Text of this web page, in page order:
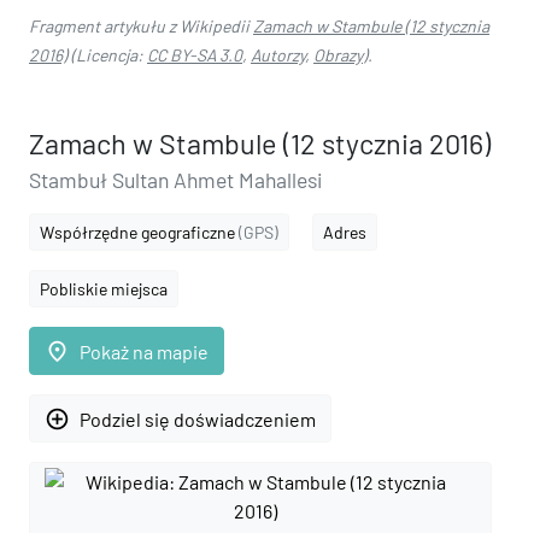
Fragment artykułu z WikipediiZamach w Stambule (12 stycznia
2016)(Licencja: CC BY-SA 3.0, Autorzy, Obrazy).
Zamach w Stambule (12 stycznia 2016)
Stambuł Sultan Ahmet Mahallesi
Współrzędne geograficzne(GPS) Adres
Pobliskie miejsca
place Pokaż na mapie
add_circle_outline Podziel się doświadczeniem